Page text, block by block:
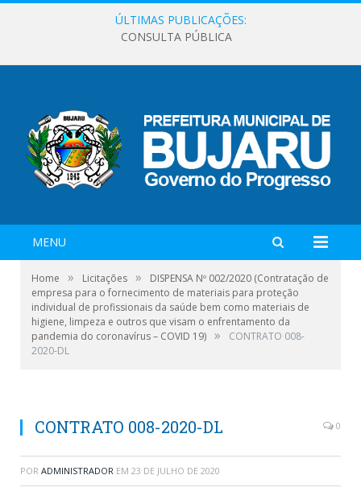
ÚLTIMAS PUBLICAÇÕES:
CONSULTA PÚBLICA
MENU
Home » Licitações »
DISPENSA Nº 002/2020 (Contratação de
empresa para o fornecimento de materiais para proteção
individual de profissionais da saúde bem como materiais de
higiene, limpeza e outros que visam o enfrentamento da
pandemia do coronavírus – COVID 19) »
CONTRATO 008-
2020-DL
CONTRATO 008-2020-DL 0
POR ADMINISTRADOR EM 23 DE JULHO DE 2020